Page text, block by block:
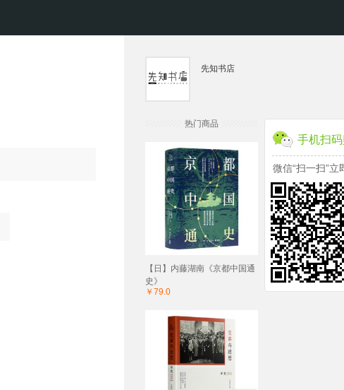
先知书店
热门商品
【日】内藤湖南《京都中国通
史》
￥79.0
手机扫
微信“扫一扫”立